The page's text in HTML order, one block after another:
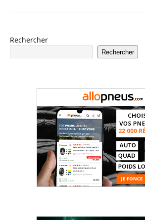
Rechercher
Rechercher